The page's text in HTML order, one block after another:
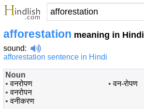
afforestation meaning in Hindi
sound:
afforestation sentence in Hindi
Noun
•वनरोपण
•वनरोपन
•वनीकरण
•वन-रोपण